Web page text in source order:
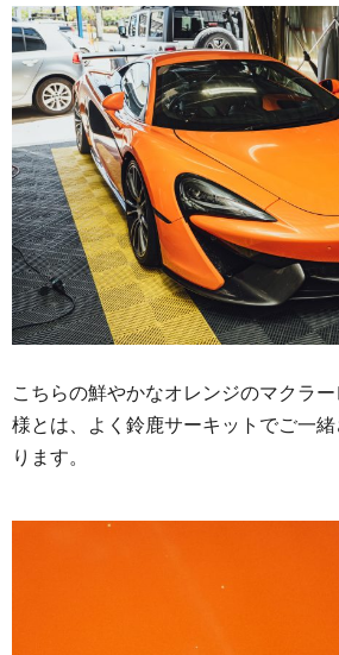
こちらの鮮やかなオレンジのマクラ
様とは、よく鈴鹿サーキットでご一
ります。